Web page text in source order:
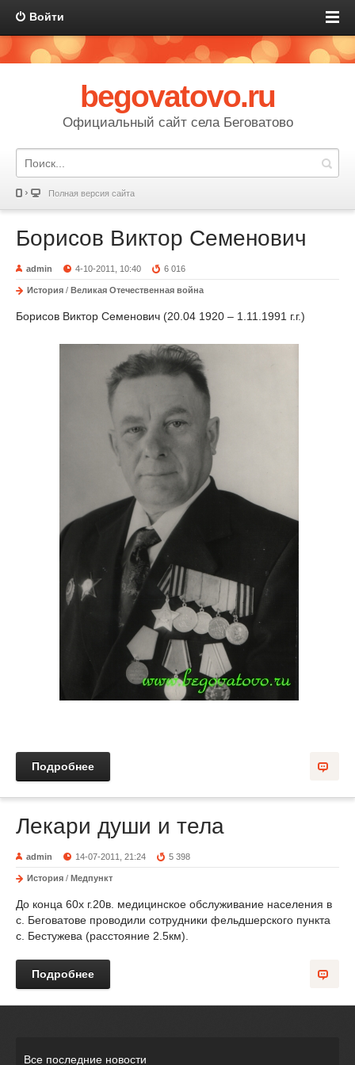
Войти
begovatovo.ru
Официальный сайт села Беговатово
Полная версия сайта
Борисов Виктор Семенович
admin 4-10-2011, 10:40 6 016
История / Великая Отечественная война
Борисов Виктор Семенович (20.04 1920 – 1.11.1991 г.г.)
Подробнее
Лекари души и тела
admin 14-07-2011, 21:24 5 398
История / Медпункт
До конца 60х г.20в. медицинское обслуживание населения в
с. Беговатове проводили сотрудники фельдшерского пункта
с. Бестужева (расстояние 2.5км).
Подробнее
Все последние новости